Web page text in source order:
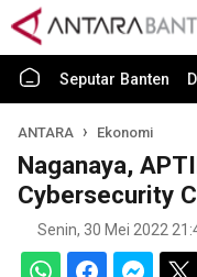
Seputar Banten
ANTARA Ekonomi
Naganaya,
Cybersecurity
Senin, 30 Mei 2022